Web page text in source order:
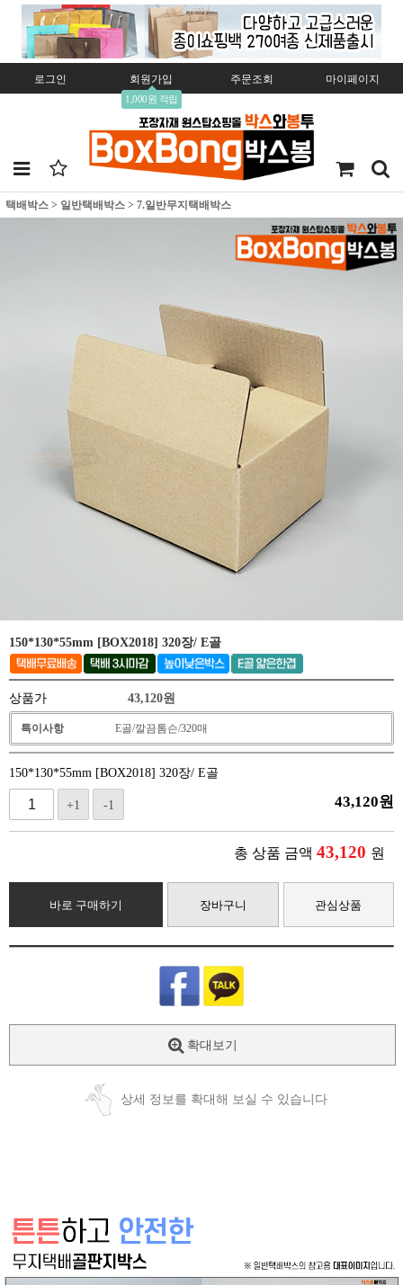
로그인 회원가입
1,000원 적립
주문조회 마이페이지
택배박스 > 일반택배박스 > 7.일반무지택배박스
150*130*55mm [BOX2018] 320장/ E골
상품가 43,120원
특이사항 E골/깔끔톰슨/320매
150*130*55mm [BOX2018] 320장/ E골
+1 -1 43,120원
총 상품 금액 43,120 원
바로 구매하기 장바구니 관심상품
확대보기
상세 정보를 확대해 보실 수 있습니다